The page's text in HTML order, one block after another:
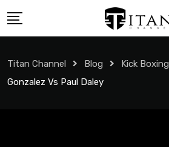
Titan Channel Blog Kick Boxing
Gonzalez Vs Paul Daley